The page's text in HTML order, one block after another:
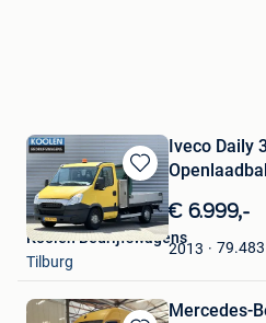
Bewaren
in
Mijn
Favorieten
Iveco Daily
€ 6.999,-
2013 79.483
Koolen Bedrijfswagens
Tilburg
Mercedes-